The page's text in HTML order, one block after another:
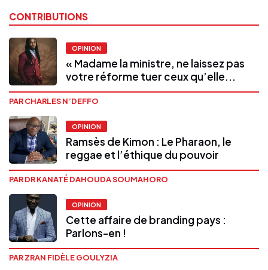
CONTRIBUTIONS
OPINION
« Madame la ministre, ne laissez pas
votre réforme tuer ceux qu’elle...
PAR CHARLES N’DEFFO
OPINION
Ramsès de Kimon : Le Pharaon, le
reggae et l’éthique du pouvoir
PAR DR KANATÉ DAHOUDA SOUMAHORO
OPINION
Cette affaire de branding pays :
Parlons-en !
PAR ZRAN FIDÈLE GOULYZIA